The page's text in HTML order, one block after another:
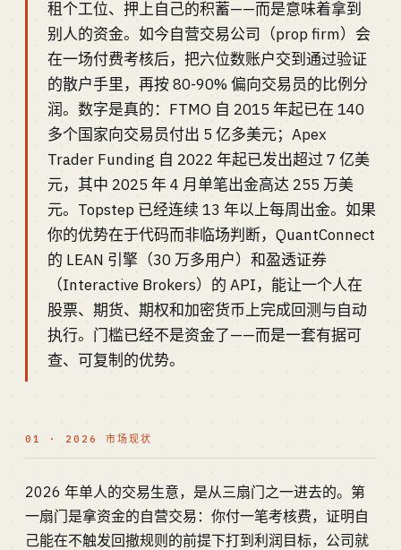
租个工位、押上自己的积蓄——而是意味着拿到
别人的资金。如今自营交易公司（prop firm）会
在一场付费考核后，把六位数账户交到通过验证
的散户手里，再按 80-90% 偏向交易员的比例分
润。数字是真的：FTMO 自 2015 年起已在 140
多个国家向交易员付出 5 亿多美元；Apex
Trader Funding 自 2022 年起已发出超过 7 亿美
元，其中 2025 年 4 月单笔出金高达 255 万美
元。Topstep 已经连续 13 年以上每周出金。如果
你的优势在于代码而非临场判断，QuantConnect
的 LEAN 引擎（30 万多用户）和盈透证券
（Interactive Brokers）的 API，能让一个人在
股票、期货、期权和加密货币上完成回测与自动
执行。门槛已经不是资金了——而是一套有据可
查、可复制的优势。
01 · 2026 市场现状
2026 年单人的交易生意，是从三扇门之一进去的。第
一扇门是拿资金的自营交易：你付一笔考核费，证明自
己能在不触发回撤规则的前提下打到利润目标，公司就